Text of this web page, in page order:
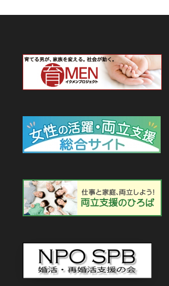
2026-05-01 【お知らせ】一
2026-04-15
【高知県】“移住
和8年4月1日よりスタート ―
【独婚祭2026】
2026-04-03
【紹介婚】続・春
長のお知らせ』＜5月10日まで＞
2026-03-30
【長野県駒ヶ根市
2026-03-27
《移住婚》地域
が掲載されました
2026-03-01
【千葉県柏市】“
《移住婚》全国
開催報告＞
2026-02-14
【お知らせ】“専
案内 ― 2026年3月より ―